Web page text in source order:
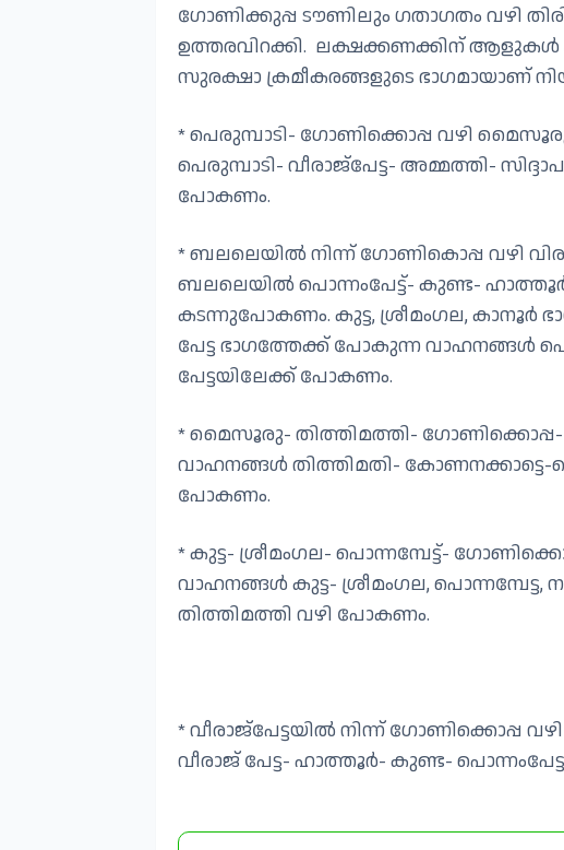
ഗോണിക്കുപ്പ ടൗണിലും ഗതാഗതം വഴി
ഉത്തരവിറക്കി. ലക്ഷക്കണക്കിന്
സുരക്ഷാ ക്രമീകരങ്ങളുടെ ഭാഗമായാണ്
* പെരുമ്പാടി- ഗോണിക്കൊപ്പ വഴി
പെരുമ്പാടി- വീരാജ്‌പേട്ട- അമ്മത്തി-
പോകണം.
* ബലലെയിൽ നിന്ന് ഗോണികൊപ്പ വഴി
ബലലെയിൽ പൊന്നംപേട്ട്- കുണ്ട- ഹാത്തൂർ
കടന്നുപോകണം. കുട്ട, ശ്രീമംഗല, കാനൂർ
പേട്ട ഭാഗത്തേക്ക് പോകുന്ന വാഹനങ്ങൾ
പേട്ടയിലേക്ക് പോകണം.
* മൈസൂരു- തിത്തിമത്തി- ഗോണിക്കൊപ്പ-
വാഹനങ്ങൾ തിത്തിമതി- കോണനക്കാട്ടെ-
പോകണം.
* കുട്ട- ശ്രീമംഗല- പൊന്നമ്പേട്ട്-
വാഹനങ്ങൾ കുട്ട- ശ്രീമംഗല, പൊന്നമ്പേട്ട,
തിത്തിമത്തി വഴി പോകണം.
* വീരാജ്പേട്ടയിൽ നിന്ന് ഗോണിക്കൊപ്പ
വീരാജ് പേട്ട- ഹാത്തൂർ- കുണ്ട-